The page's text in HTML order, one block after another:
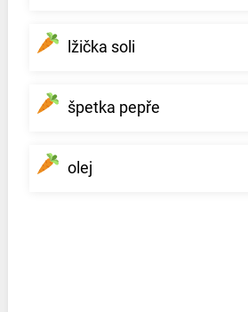
lžička soli
špetka pepře
olej